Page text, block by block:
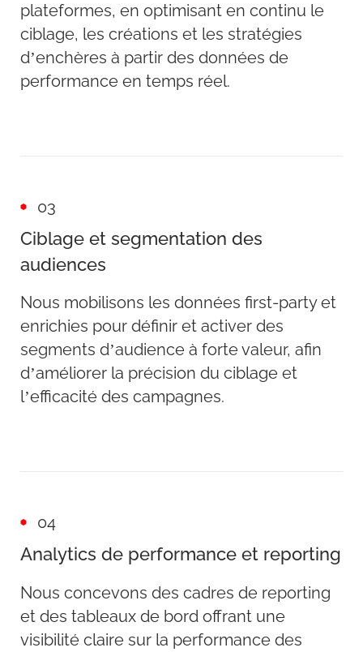
plateformes, en optimisant en continu le
ciblage, les créations et les stratégies
d’enchères à partir des données de
performance en temps réel.
03
Ciblage et segmentation des
audiences
Nous mobilisons les données first-party et
enrichies pour définir et activer des
segments d’audience à forte valeur, afin
d’améliorer la précision du ciblage et
l’efficacité des campagnes.
04
Analytics de performance et reporting
Nous concevons des cadres de reporting
et des tableaux de bord offrant une
visibilité claire sur la performance des